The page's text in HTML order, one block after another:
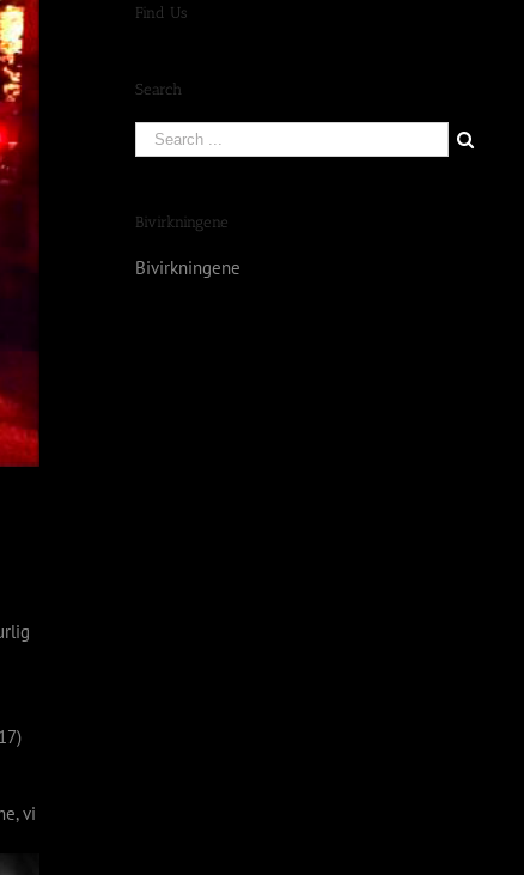
vi
Find Us
Search
Bivirkningene
Bivirkningene